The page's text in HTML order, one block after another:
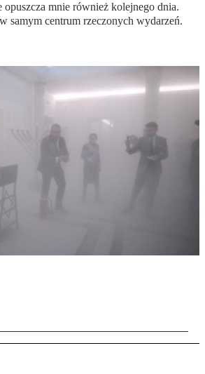
opuszcza mnie również kolejnego dnia.
samym centrum rzeczonych wydarzeń.